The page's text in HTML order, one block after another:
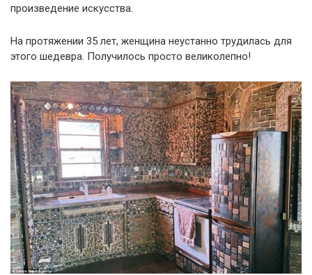
произведение искусства.
На протяжении 35 лет, женщина неустанно трудилась для
этого шедевра. Получилось просто великолепно!